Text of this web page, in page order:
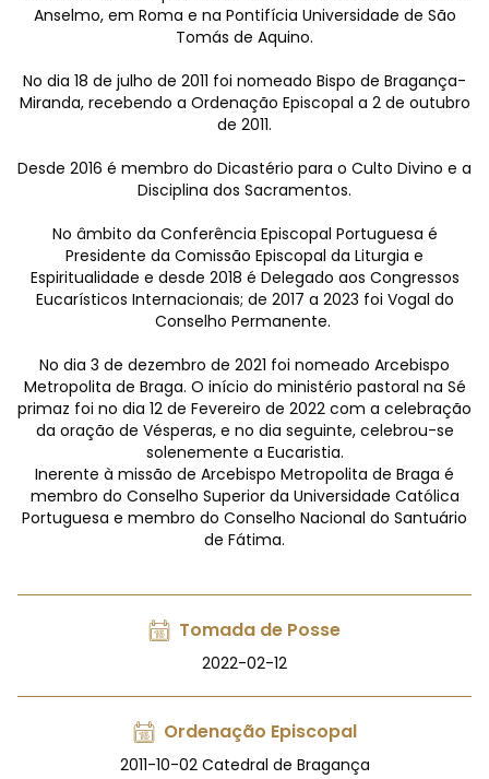
Anselmo, em Roma e na Pontifícia Universidade de São
Tomás de Aquino.
No dia 18 de julho de 2011 foi nomeado Bispo de Bragança-
Miranda, recebendo a Ordenação Episcopal a 2 de outubro
de 2011.
Desde 2016 é membro do Dicastério para o Culto Divino e a
Disciplina dos Sacramentos.
No âmbito da Conferência Episcopal Portuguesa é
Presidente da Comissão Episcopal da Liturgia e
Espiritualidade e desde 2018 é Delegado aos Congressos
Eucarísticos Internacionais; de 2017 a 2023 foi Vogal do
Conselho Permanente.
No dia 3 de dezembro de 2021 foi nomeado Arcebispo
Metropolita de Braga. O início do ministério pastoral na Sé
primaz foi no dia 12 de Fevereiro de 2022 com a celebração
da oração de Vésperas, e no dia seguinte, celebrou-se
solenemente a Eucaristia.
Inerente à missão de Arcebispo Metropolita de Braga é
membro do Conselho Superior da Universidade Católica
Portuguesa e membro do Conselho Nacional do Santuário
de Fátima.
Tomada de Posse
2022-02-12
Ordenação Episcopal
2011-10-02 Catedral de Bragança